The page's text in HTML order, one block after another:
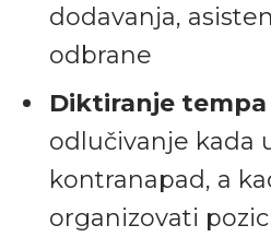
dodavanja,
odbrane
Diktiranje
odlučivanje kada
kontranapad, a
organizovati